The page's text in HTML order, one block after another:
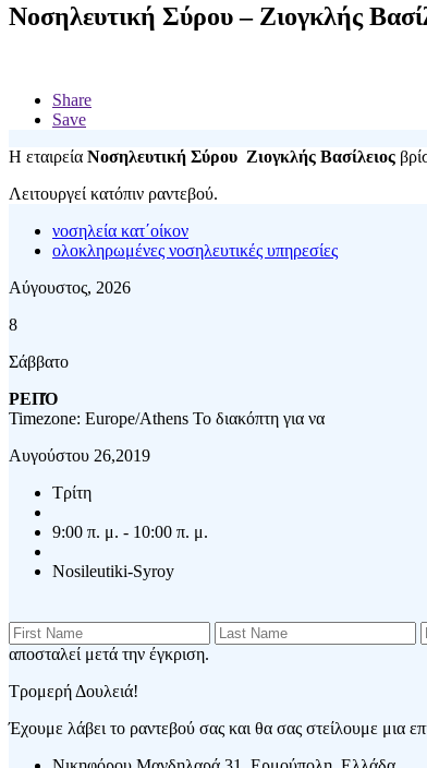
Νοσηλευτική Σύρου – Ζιογκλής
Share
Save
Η εταιρεία Νοσηλευτική Σύρου Ζιογκλής Βασίλειος
Λειτουργεί κατόπιν ραντεβού.
νοσηλεία κατ΄οίκον
ολοκληρωμένες νοσηλευτικές υπηρεσίες
Αύγουστος, 2026
8
Σάββατο
ΡΕΠΌ
Timezone: Europe/Athens Το διακόπτη για να
Αυγούστου 26,2019
Τρίτη
9:00 π. μ. - 10:00 π. μ.
Nosileutiki-Syroy
αποσταλεί μετά την έγκριση.
Τρομερή Δουλειά!
Έχουμε λάβει το ραντεβού σας και θα σας στείλουμε μια